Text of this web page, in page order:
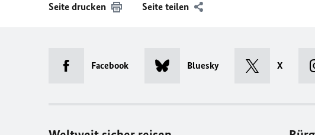
Seite drucken Seite teilen
Facebook Bluesky X